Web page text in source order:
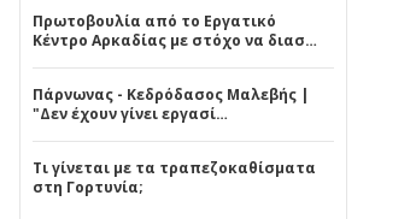
Πρωτοβουλία από το Εργατικό
Κέντρο Αρκαδίας με στόχο να διασ…
Πάρνωνας - Κεδρόδασος Μαλεβής |
"Δεν έχουν γίνει εργασί…
Τι γίνεται με τα τραπεζοκαθίσματα
στη Γορτυνία;